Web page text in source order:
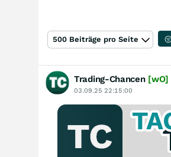
500 Beiträge pro Seite
Trading-Chancen[wO]
03.09.25 22:15:00